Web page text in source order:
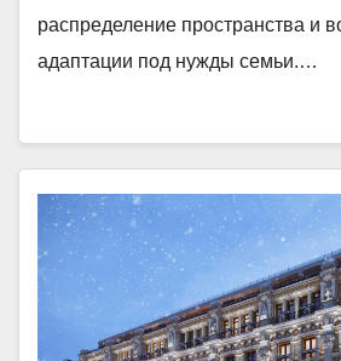
распределение пространства и
адаптации под нужды семьи.…